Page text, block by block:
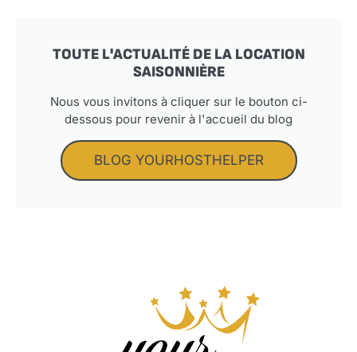
TOUTE L'ACTUALITÉ DE LA LOCATION
SAISONNIÈRE
Nous vous invitons à cliquer sur le bouton ci-
dessous pour revenir à l'accueil du blog
BLOG YOURHOSTHELPER